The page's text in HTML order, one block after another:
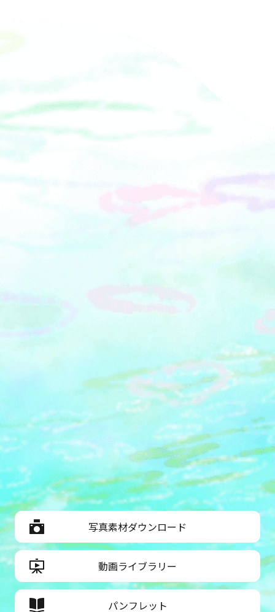
写真素材ダウンロード
動画ライブラリー
パンフレット